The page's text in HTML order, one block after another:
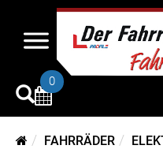
0
FAHRRÄDER